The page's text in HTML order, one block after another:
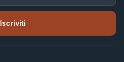
Iscriviti